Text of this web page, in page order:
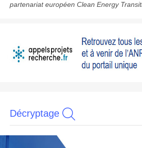
partenariat européen Clean Energy
Décryptage